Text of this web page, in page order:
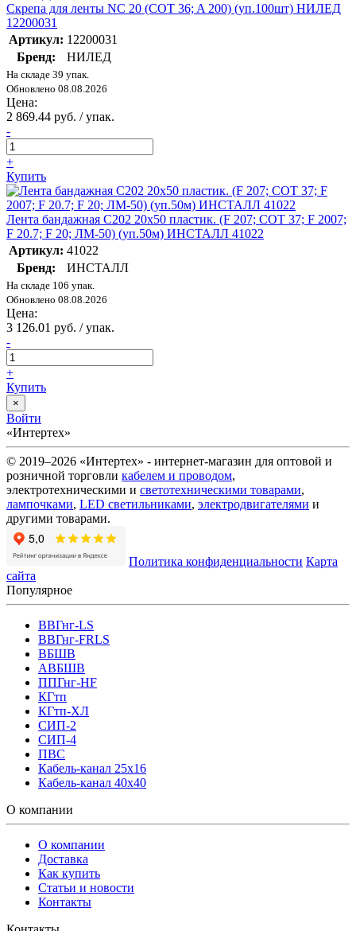
Скрепа для ленты NC 20 (COT 36; A 200) (уп.100шт) НИЛЕД
12200031
Артикул: 12200031
Бренд:
НИЛЕД
На складе 39 упак.
Обновлено 08.08.2026
Цена:
2 869.44 руб. / упак.
-
+
Купить
Лента бандажная C202 20х50 пластик. (F 207; COT 37; F 2007;
F 20.7; F 20; ЛМ-50) (уп.50м) ИНСТАЛЛ 41022
Артикул: 41022
Бренд:
ИНСТАЛЛ
На складе 106 упак.
Обновлено 08.08.2026
Цена:
3 126.01 руб. / упак.
-
+
Купить
×
Войти
«Интертех»
© 2019–2026 «Интертех» - интернет-магазин для оптовой и
розничной торговли кабелем и проводом,
электротехническими и светотехническими товарами,
лампочками, LED светильниками, электродвигателями и
другими товарами.
Политика конфиденциальности Карта
сайта
Популярное
ВВГнг-LS
ВВГнг-FRLS
ВБШВ
АВБШВ
ППГнг-HF
КГтп
КГтп-ХЛ
СИП-2
СИП-4
ПВС
Кабель-канал 25х16
Кабель-канал 40х40
О компании
О компании
Доставка
Как купить
Статьи и новости
Контакты